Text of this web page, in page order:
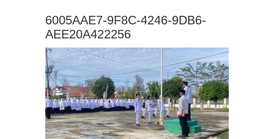
6005AAE7-9F8C-4246-9DB6-
AEE20A422256